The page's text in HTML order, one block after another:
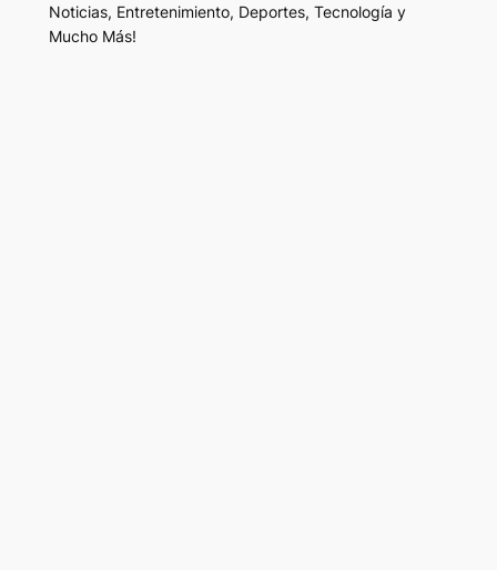
Noticias, Entretenimiento, Deportes, Tecnología y
Mucho Más!